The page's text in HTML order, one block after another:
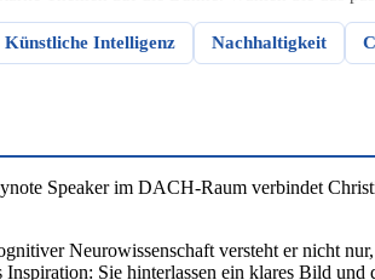
Künstliche Intelligenz Nachhaltigkeit
Speaker im DACH-Raum verbindet
Neurowissenschaft versteht er nicht
Inspiration: Sie hinterlassen ein klares Bild und